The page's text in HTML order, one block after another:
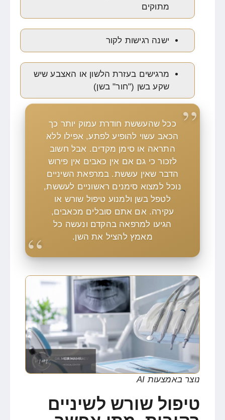
מתוקים
ישנה רגישות לקור
מרגישים בעזרת הלשון או האצבע שיש
שקע בשן ("חור" בשן)
ככל שהעששת חודרת עמוק יותר כך
הכאב עשוי להופיע לפתע, אפילו ללא
התראה או סימן מקדים. אבל חשוב
לזכור כי גם אם אין כאבים אין פירוש
הדבר שאין עששת. במרפאת השיניים
נוכל למצוא סימנים ראשוניים לעששת,
לטפל בשן ולמנוע טיפול שורש או
עקירה. אם אתם סובלים מכאבים,
הגיעו למרפאה בהקדם ונעשה כל
מאמץ להציל את השן.
נוצר באמצעות AI
טיפול שורש לשיניים